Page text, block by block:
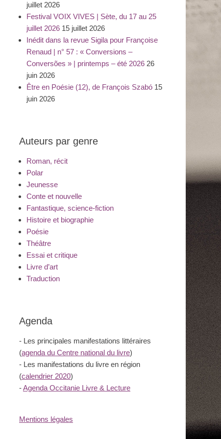
juillet 2026
Festival VOIX VIVES | Sète, du 17 au 25
juillet 2026 15 juillet 2026
Inédit dans la revue Sigila pour Françoise
Renaud | n° 57 : « Conversions –
Conversões » | printemps – été 2026 26
juin 2026
Être en Poésie (12), de François Szabó 15
juin 2026
Auteurs par genre
Roman, récit
Polar
Jeunesse
Conte et nouvelle
Fantastique, science-fiction
Histoire et biographie
Poésie
Théâtre
Essai et critique
Livre d’art
Traduction
Agenda
- Les principales manifestations littéraires
(agenda du Centre national du livre)
- Les manifestations du livre en région
(calendrier 2020)
-Agenda Occitanie Livre & Lecture
Mentions légales